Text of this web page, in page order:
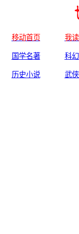
移动首页 我
国学名著 科
历史小说 武